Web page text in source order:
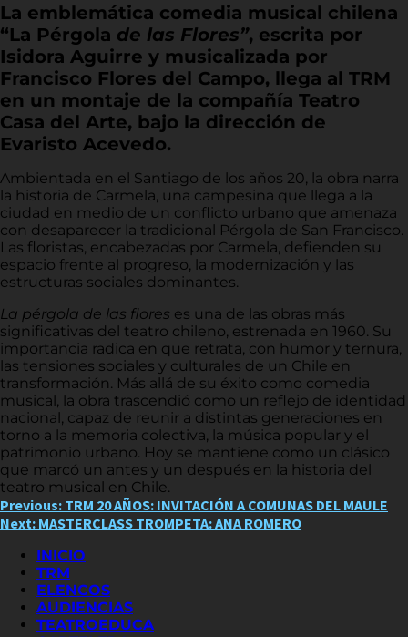
La emblemática comedia musical chilena
“La Pérgola de las Flores”, escrita por
Isidora Aguirre y musicalizada por
Francisco Flores del Campo, llega al TRM
en un montaje de la compañía Teatro
Casa del Arte, bajo la dirección de
Evaristo Acevedo.
Ambientada en el Santiago de los años 20, la obra narra
la historia de Carmela, una campesina que llega a la
ciudad en medio de un conflicto urbano que amenaza
con desaparecer la tradicional Pérgola de San Francisco.
Las floristas, encabezadas por Carmela, defienden su
espacio frente al progreso, la modernización y las
estructuras sociales dominantes.
La pérgola de las flores es una de las obras más
significativas del teatro chileno, estrenada en 1960. Su
importancia radica en que retrata, con humor y ternura,
las tensiones sociales y culturales de un Chile en
transformación. Más allá de su éxito como comedia
musical, la obra trascendió como un reflejo de identidad
nacional, capaz de reunir a distintas generaciones en
torno a la memoria colectiva, la música popular y el
patrimonio urbano. Hoy se mantiene como un clásico
que marcó un antes y un después en la historia del
teatro musical en Chile.
Post
navigation
Previous: TRM 20 AÑOS: INVITACIÓN A COMUNAS DEL MAULE
Next: MASTERCLASS TROMPETA: ANA ROMERO
INICIO
TRM
ELENCOS
AUDIENCIAS
TEATROEDUCA